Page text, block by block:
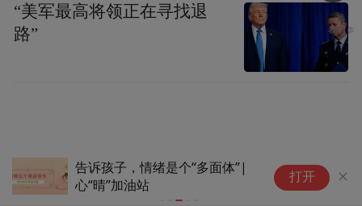
“大地指纹”奏响夏夜文旅乐章
(4)#
打开
“美军最高将领正在寻找退
路”